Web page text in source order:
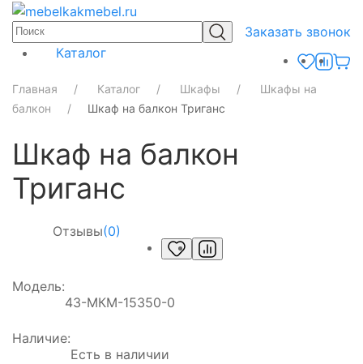
Заказать звонок
Каталог
Главная Каталог Шкафы
Шкафы на
балкон
Шкаф на балкон Триганс
Шкаф на балкон
Триганс
Отзывы(0)
Модель:
43-МКМ-15350-0
Наличие:
Есть в наличии